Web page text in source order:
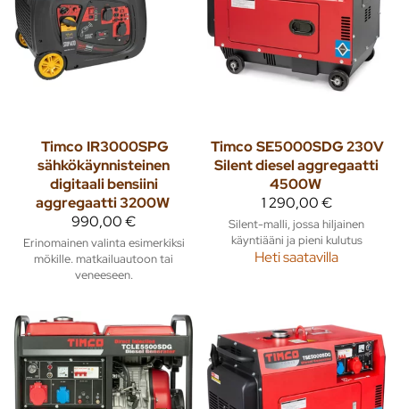
Timco IR3000SPG
sähkökäynnisteinen
digitaali bensiini
aggregaatti 3200W
990,00 €
Erinomainen valinta esimerkiksi
mökille. matkailuautoon tai
veneeseen.
TimcoSE5000SDG 230V
Silent diesel aggregaatti
4500W
1 290,00 €
Silent-malli, jossa hiljainen
käyntiääni ja pieni kulutus
Heti saatavilla